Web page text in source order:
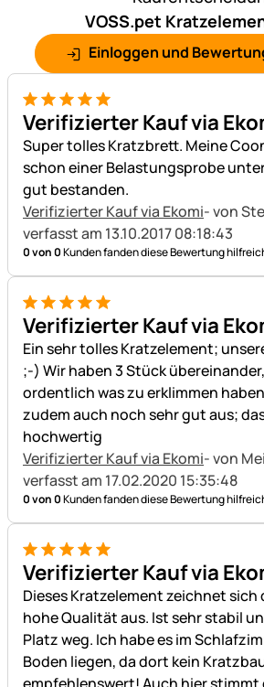
VOSS.pet
Einloggen und
5 von 5
Verifizierter Kauf via
Super tolles Kratzbrett. Meine
schon einer Belastungsprobe
gut bestanden.
Verifizierter Kauf via Ekomi- von
verfasst am 13.10.2017 08:18:43
0 von 0Kunden fanden diese Bewertung
5 von 5
Verifizierter Kauf via
Ein sehr tolles Kratzelement;
;-) Wir haben 3 Stück
ordentlich was zu erklimmen
zudem auch noch sehr gut aus;
hochwertig
Verifizierter Kauf via Ekomi- von
verfasst am 17.02.2020 15:35:48
0 von 0Kunden fanden diese Bewertung
5 von 5
Verifizierter Kauf via
Dieses Kratzelement zeichnet sich
hohe Qualität aus. Ist sehr stabil
Platz weg. Ich habe es im
Boden liegen, da dort kein